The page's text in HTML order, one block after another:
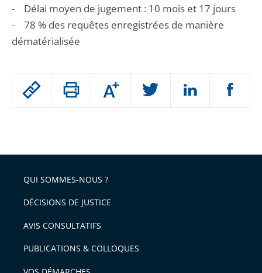
Passer
arriver
après
Augmenter
ou
l'article
pour
avant
- Délai moyen de jugement : 10 mois et 17 jours
- 78 % des requêtes enregistrées de manière
dématérialisée
QUI SOMMES-NOUS ?
DÉCISIONS DE JUSTICE
AVIS CONSULTATIFS
PUBLICATIONS & COLLOQUES